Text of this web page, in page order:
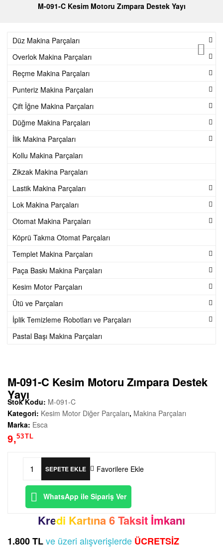
n
Y
e
d
e
k
P
a
r
ç
a
|
e
ç
o
M-091-C Kesim Motoru Zımpara Destek Yayı
Düz Makina Parçaları
Overlok Makina Parçaları
Reçme Makina Parçaları
Punteriz Makina Parçaları
Çift İğne Makina Parçaları
Düğme Makina Parçaları
İlik Makina Parçaları
Kollu Makina Parçaları
Zikzak Makina Parçaları
Lastik Makina Parçaları
Lok Makina Parçaları
Otomat Makina Parçaları
Köprü Takma Otomat Parçaları
Templet Makina Parçaları
Paça Baskı Makina Parçaları
Kesim Motor Parçaları
Ütü ve Parçaları
İplik Temizleme Robotları ve Parçaları
Pastal Başı Makina Parçaları
M-091-C Kesim Motoru Zımpara Destek
Yayı
Stok Kodu: M-091-C
Kategori: Kesim Motor Diğer Parçaları, Makina Parçaları
Marka: Esca
9,53TL
091-
Kesim
Motoru
Zımpara
SEPETE EKLE Favorilere Ekle
WhatsApp ile Sipariş Ver
Kredi Kartına 6 Taksit İmkanı
1.800 TLve üzeri alışverişlerde ÜCRETSİZ